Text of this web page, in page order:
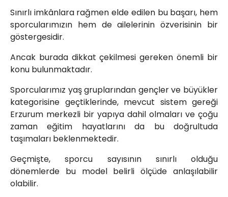
Sınırlı imkânlara rağmen elde edilen bu başarı, hem
sporcularımızın hem de ailelerinin özverisinin bir
göstergesidir.
Ancak burada dikkat çekilmesi gereken önemli bir
konu bulunmaktadır.
Sporcularımız yaş gruplarından gençler ve büyükler
kategorisine geçtiklerinde, mevcut sistem gereği
Erzurum merkezli bir yapıya dahil olmaları ve çoğu
zaman eğitim hayatlarını da bu doğrultuda
taşımaları beklenmektedir.
Geçmişte, sporcu sayısının sınırlı olduğu
dönemlerde bu model belirli ölçüde anlaşılabilir
olabilir.